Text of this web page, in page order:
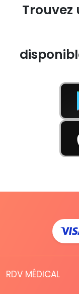
Trouvez
RDV MÉDICAL